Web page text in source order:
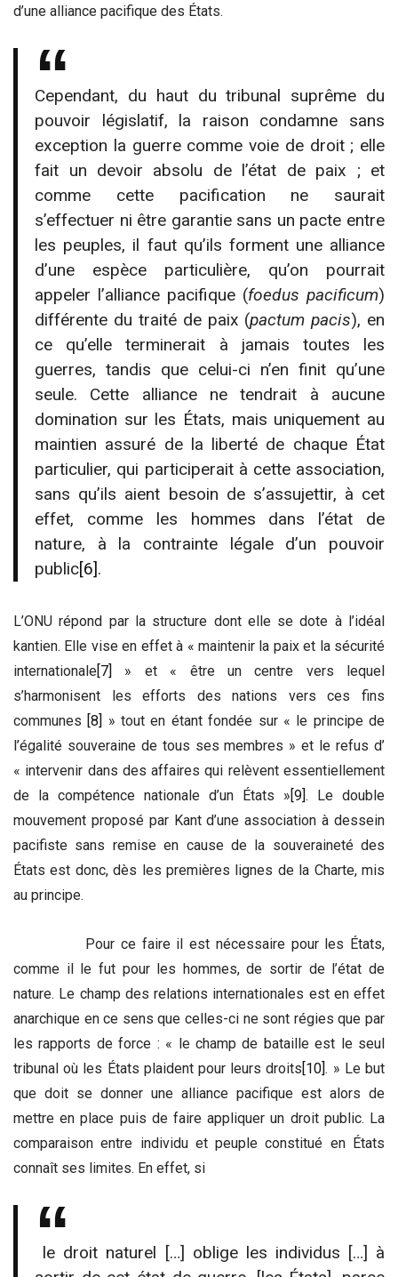
d’une alliance pacifique des États.
Cependant, du haut du tribunal suprême du
pouvoir législatif, la raison condamne sans
exception la guerre comme voie de droit ; elle
fait un devoir absolu de l’état de paix ; et
comme cette pacification ne saurait
s’effectuer ni être garantie sans un pacte entre
les peuples, il faut qu’ils forment une alliance
d’une espèce particulière, qu’on pourrait
appeler l’alliance pacifique (foedus pacificum)
différente du traité de paix (pactum pacis), en
ce qu’elle terminerait à jamais toutes les
guerres, tandis que celui-ci n’en finit qu’une
seule. Cette alliance ne tendrait à aucune
domination sur les États, mais uniquement au
maintien assuré de la liberté de chaque État
particulier, qui participerait à cette association,
sans qu’ils aient besoin de s’assujettir, à cet
effet, comme les hommes dans l’état de
nature, à la contrainte légale d’un pouvoir
public[6].
L’ONU répond par la structure dont elle se dote à l’idéal
kantien. Elle vise en effet à « maintenir la paix et la sécurité
internationale[7]
» et « être un centre vers lequel
s’harmonisent les efforts des nations vers ces fins
communes [8] » tout en étant fondée sur « le principe de
l’égalité souveraine de tous ses membres » et le refus d’
« intervenir dans des affaires qui relèvent essentiellement
de la compétence nationale d’un États »[9]. Le double
mouvement proposé par Kant d’une association à dessein
pacifiste sans remise en cause de la souveraineté des
États est donc, dès les premières lignes de la Charte, mis
au principe.
Pour ce faire il est nécessaire pour les États,
comme il le fut pour les hommes, de sortir de l’état de
nature. Le champ des relations internationales est en effet
anarchique en ce sens que celles-ci ne sont régies que par
les rapports de force : « le champ de bataille est le seul
tribunal où les États plaident pour leurs droits [10]. » Le but
que doit se donner une alliance pacifique est alors de
mettre en place puis de faire appliquer un droit public. La
comparaison entre individu et peuple constitué en États
connaît ses limites. En effet, si
le droit naturel […] oblige les individus […] à